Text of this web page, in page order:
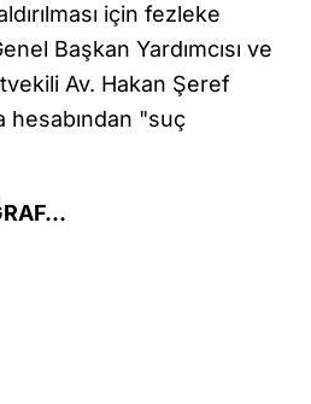
için fezleke
Başkan Yardımcısı ve
Av. Hakan Şeref
hesabından "suç